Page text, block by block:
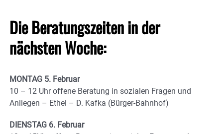
Die Beratungszeiten in der
nächsten Woche:
MONTAG 5. Februar
10 – 12 Uhr offene Beratung in sozialen Fragen und
Anliegen – Ethel – D. Kafka (Bürger-Bahnhof)
DIENSTAG 6. Februar